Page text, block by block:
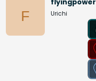
F
flyingpower
Urichi